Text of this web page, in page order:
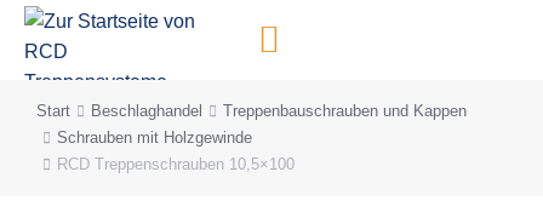
springen
Sie befinden sich hier:
Start Beschlaghandel
Treppenbauschrauben und Kappen
Schrauben mit Holzgewinde
RCD Treppenschrauben 10,5×100